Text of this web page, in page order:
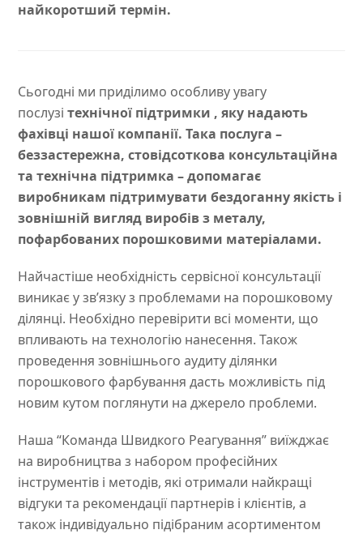
найкоротший термін.
Сьогодні ми приділимо особливу увагу
послузітехнічної підтримки , яку надають
фахівці нашої компанії. Така послуга –
беззастережна, стовідсоткова консультаційна
та технічна підтримка – допомагає
виробникам підтримувати бездоганну якість і
зовнішній вигляд виробів з металу,
пофарбованих порошковими матеріалами.
Найчастіше необхідність сервісної консультації
виникає у зв’язку з проблемами на порошковому
ділянці. Необхідно перевірити всі моменти, що
впливають на технологію нанесення. Також
проведення зовнішнього аудиту ділянки
порошкового фарбування дасть можливість під
новим кутом поглянути на джерело проблеми.
Наша “Команда Швидкого Реагування” виїжджає
на виробництва з набором професійних
інструментів і методів, які отримали найкращі
відгуки та рекомендації партнерів і клієнтів, а
також індивідуально підібраним асортиментом